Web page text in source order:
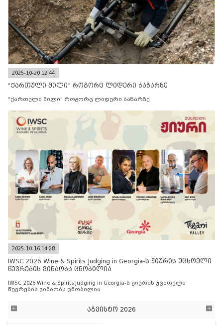
2025-10-20 12:44
“ქართული მილი” როგორც ლიდერი ბაზარზე
“ქართული მილი” როგორც ლიდერი ბაზარზე
2025-10-16 14:28
IWSC 2026 Wine & Spirits Judging in Georgia-ს ჟიურის უცხოელი
წევრების ვინაობა ცნობილია
IWSC 2026 Wine & Spirits Judging in Georgia-ს ჟიურის უცხოელი
წევრების ვინაობა ცნობილია
აგვისტო 2026